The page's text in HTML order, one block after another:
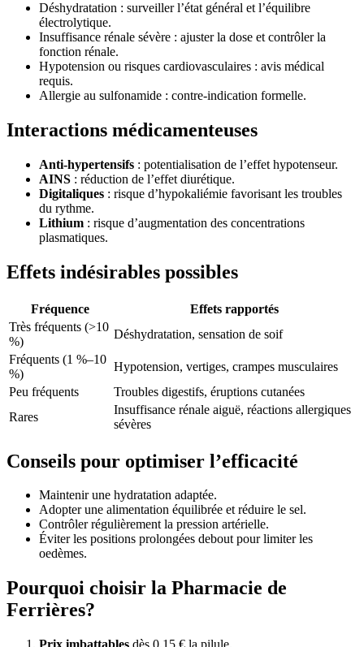
Déshydratation : surveiller l’état général et l’équilibre
électrolytique.
Insuffisance rénale sévère : ajuster la dose et contrôler la
fonction rénale.
Hypotension ou risques cardiovasculaires : avis médical
requis.
Allergie au sulfonamide : contre-indication formelle.
Interactions médicamenteuses
Anti-hypertensifs : potentialisation de l’effet hypotenseur.
AINS : réduction de l’effet diurétique.
Digitaliques : risque d’hypokaliémie favorisant les troubles
du rythme.
Lithium : risque d’augmentation des concentrations
plasmatiques.
Effets indésirables possibles
Fréquence
Effets rapportés
Très fréquents (>10
%)
Déshydratation, sensation de soif
Fréquents (1 %–10
%)
Hypotension, vertiges, crampes musculaires
Peu fréquents
Troubles digestifs, éruptions cutanées
Rares
Insuffisance rénale aiguë, réactions allergiques
sévères
Conseils pour optimiser l’efficacité
Maintenir une hydratation adaptée.
Adopter une alimentation équilibrée et réduire le sel.
Contrôler régulièrement la pression artérielle.
Éviter les positions prolongées debout pour limiter les
oedèmes.
Pourquoi choisir la Pharmacie de
Ferrières?